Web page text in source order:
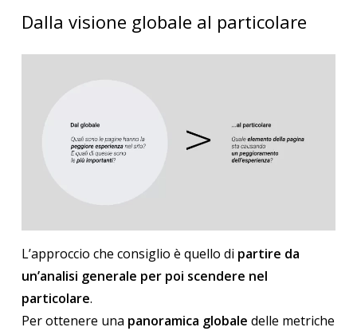
Dalla visione globale al particolare
L’approccio che consiglio è quello di partire da
un’analisi generale per poi scendere nel
particolare.
Per ottenere una panoramica globale delle metriche